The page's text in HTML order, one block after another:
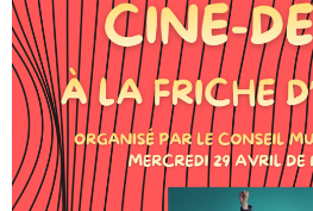
ACTUALITÉS
AGENDA
MES
DÉMARCHES